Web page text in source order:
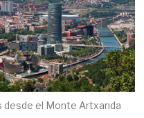
desde el Monte Artxanda